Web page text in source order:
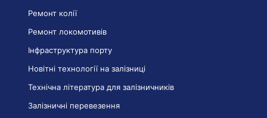
Ремонт колії
Ремонт локомотивів
Інфраструктура порту
Новітні технології на залізниці
Технічна література для залізничників
Залізничні перевезення